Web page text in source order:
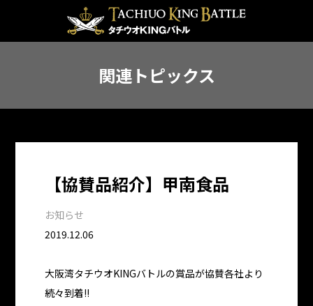
関連トピックス
【協賛品紹介】甲南食品
お知らせ
2019.12.06
大阪湾タチウオKINGバトルの賞品が協賛各社より
続々到着!!